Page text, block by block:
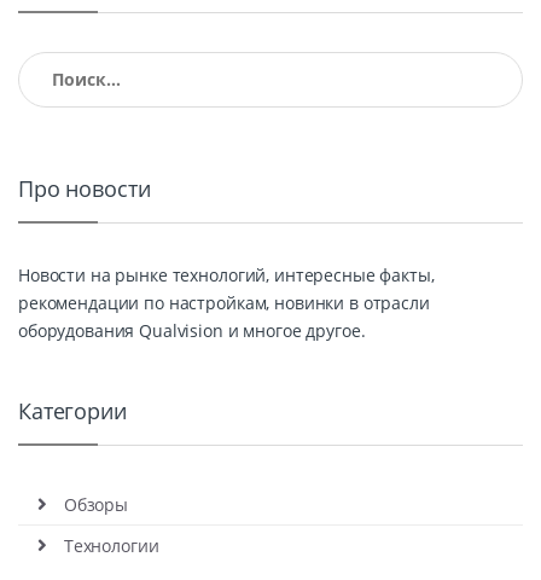
Найти:
Про новости
Новости на рынке технологий, интересные факты,
рекомендации по настройкам, новинки в отрасли
оборудования Qualvision и многое другое.
Категории
Обзоры
Технологии